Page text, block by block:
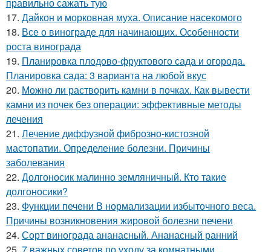
17. Дайкон и морковная муха. Описание насекомого
18. Все о винограде для начинающих. Особенности
роста винограда
19. Планировка плодово-фруктового сада и огорода.
Планировка сада: 3 варианта на любой вкус
20. Можно ли растворить камни в почках. Как вывести
камни из почек без операции: эффективные методы
лечения
21. Лечение диффузной фиброзно-кистозной
мастопатии. Определение болезни. Причины
заболевания
22. Долгоносик малинно земляничный. Кто такие
долгоносики?
23. Функции печени В нормализации избыточного веса.
Причины возникновения жировой болезни печени
24. Сорт винограда ананасный. Ананасный ранний
25. 7 важных советов по уходу за комнатными